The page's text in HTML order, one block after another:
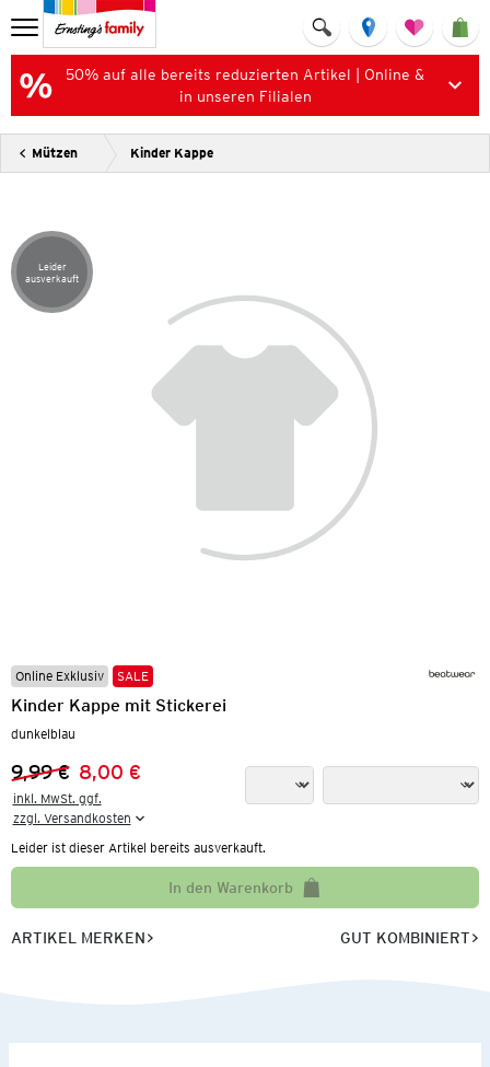
50% auf alle bereits reduzierten Artikel | Online &
in unseren Filialen
Mützen Kinder Kappe
Artikel leider ausverkauft
Leider
ausverkauft
Online Exklusiv SALE
Kinder Kappe mit Stickerei
dunkelblau
Vorheriger Preis:
9,99 €
Neuer Preis:
8,00 €
inkl. MwSt. ggf.
zzgl. Versandkosten
Leider ist dieser Artikel bereits ausverkauft.
In den Warenkorb
ARTIKEL MERKEN GUT KOMBINIERT